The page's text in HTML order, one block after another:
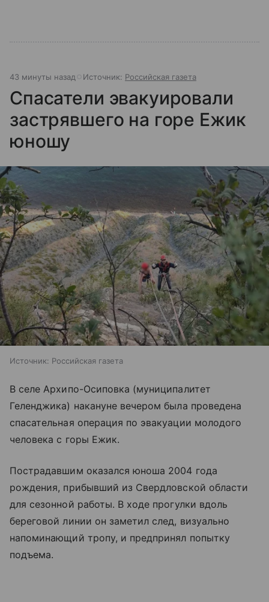
43 минуты назад Источник: Российская газета
Спасатели эвакуировали
застрявшего на горе Ежик
юношу
Источник: Российская газета
В селе Архипо-Осиповка (муниципалитет
Геленджика) накануне вечером была проведена
спасательная операция по эвакуации молодого
человека с горы Ежик.
Пострадавшим оказался юноша 2004 года
рождения, прибывший из Свердловской области
для сезонной работы. В ходе прогулки вдоль
береговой линии он заметил след, визуально
напоминающий тропу, и предпринял попытку
подъема.